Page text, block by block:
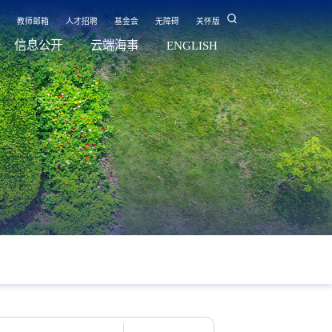
教师邮箱 人才招聘 基金会 无障碍 关怀版
信息公开 云端海事 ENGLISH